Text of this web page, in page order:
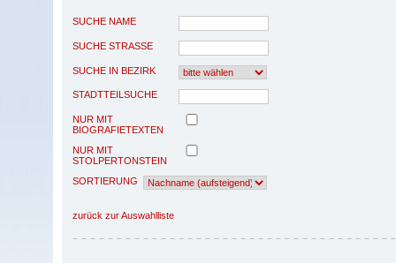
SUCHE NAME
SUCHE STRASSE
SUCHE IN BEZIRK
STADTTEILSUCHE
NUR MIT
BIOGRAFIETEXTEN
NUR MIT
STOLPERTONSTEIN
SORTIERUNG
zurück zur Auswahlliste